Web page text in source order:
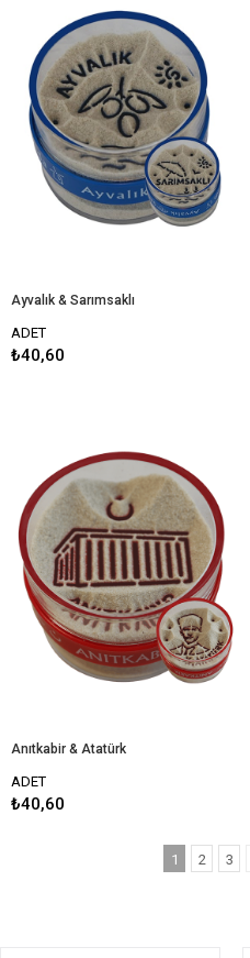
Ayvalık & Sarımsaklı
ADET
₺40,60
Anıtkabir & Atatürk
ADET
₺40,60
1 2 3